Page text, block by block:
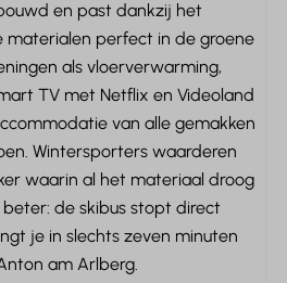
en past dankzij het
materialen perfect in de groene
als vloerverwarming,
TV met Netflix en Videoland
van alle gemakken
Wintersporters waarderen
waarin al het materiaal droog
de skibus stopt direct
je in slechts zeven minuten
am Arlberg.